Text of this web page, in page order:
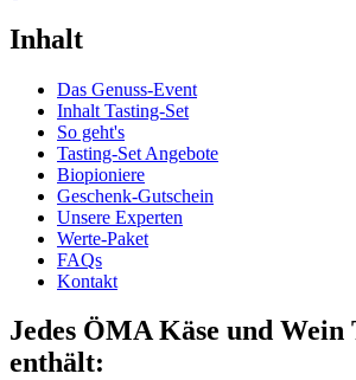
Inhalt
Das Genuss-Event
Inhalt Tasting-Set
So geht's
Tasting-Set Angebote
Biopioniere
Geschenk-Gutschein
Unsere Experten
Werte-Paket
FAQs
Kontakt
Jedes ÖMA Käse und Wein
enthält: